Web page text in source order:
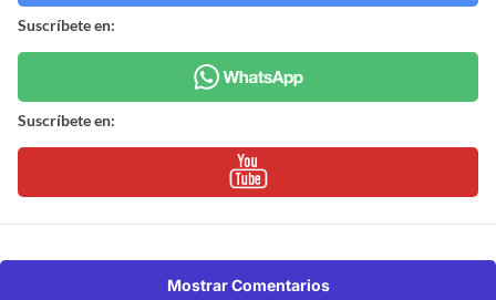
Suscríbete en:
Suscríbete en:
Mostrar Comentarios